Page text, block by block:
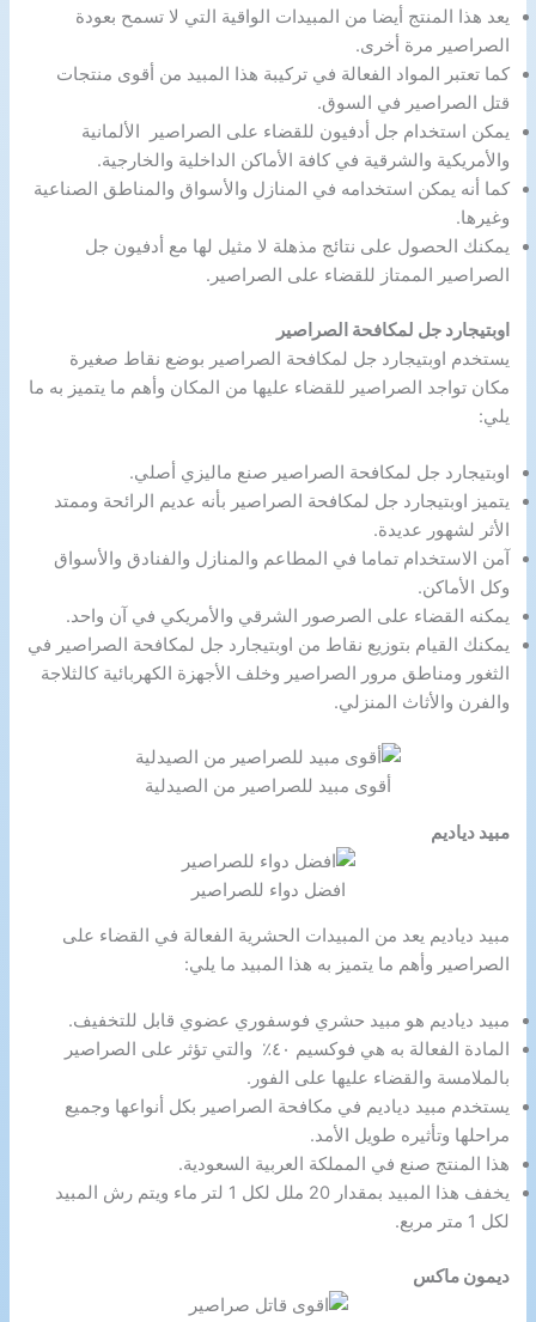
يعد هذا المنتج أيضا من المبيدات الواقية التي لا تسمح بعودة
الصراصير مرة أخرى.
كما تعتبر المواد الفعالة في تركيبة هذا المبيد من أقوى منتجات
قتل الصراصير في السوق.
يمكن استخدام جل أدفيون للقضاء على الصراصير الألمانية
والأمريكية والشرقية في كافة الأماكن الداخلية والخارجية.
كما أنه يمكن استخدامه في المنازل والأسواق والمناطق الصناعية
وغيرها.
يمكنك الحصول على نتائج مذهلة لا مثيل لها مع أدفيون جل
الصراصير الممتاز للقضاء على الصراصير.
اوبتيجارد جل لمكافحة الصراصير
يستخدم اوبتيجارد جل لمكافحة الصراصير بوضع نقاط صغيرة
مكان تواجد الصراصير للقضاء عليها من المكان وأهم ما يتميز به ما
يلي:
اوبتيجارد جل لمكافحة الصراصير صنع ماليزي أصلي.
يتميز اوبتيجارد جل لمكافحة الصراصير بأنه عديم الرائحة وممتد
الأثر لشهور عديدة.
آمن الاستخدام تماما في المطاعم والمنازل والفنادق والأسواق
وكل الأماكن.
يمكنه القضاء على الصرصور الشرقي والأمريكي في آن واحد.
يمكنك القيام بتوزيع نقاط من اوبتيجارد جل لمكافحة الصراصير في
الثغور ومناطق مرور الصراصير وخلف الأجهزة الكهربائية كالثلاجة
والفرن والأثاث المنزلي.
أقوى مبيد للصراصير من الصيدلية
مبيد دياديم
افضل دواء للصراصير
مبيد دياديم يعد من المبيدات الحشرية الفعالة في القضاء على
الصراصير وأهم ما يتميز به هذا المبيد ما يلي:
مبيد دياديم هو مبيد حشري فوسفوري عضوي قابل للتخفيف.
المادة الفعالة به هي فوكسيم ٤٠٪ والتي تؤثر على الصراصير
بالملامسة والقضاء عليها على الفور.
يستخدم مبيد دياديم في مكافحة الصراصير بكل أنواعها وجميع
مراحلها وتأثيره طويل الأمد.
هذا المنتج صنع في المملكة العربية السعودية.
يخفف هذا المبيد بمقدار 20 ملل لكل 1 لتر ماء ويتم رش المبيد
لكل 1 متر مربع.
ديمون ماكس